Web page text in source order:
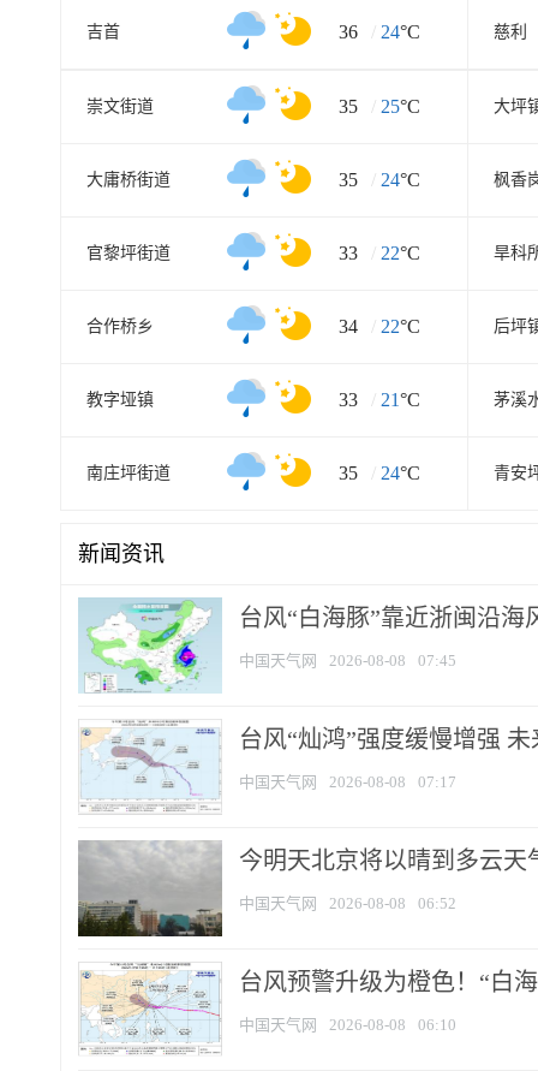
吉首 36 / 24°C 慈利
崇文街道 35 / 25°C 大坪
大庸桥街道 35 / 24°C 枫香
官黎坪街道 33 / 22°C 旱科
合作桥乡 34 / 22°C 后坪
教字垭镇 33 / 21°C 茅溪
南庄坪街道 35 / 24°C 青安
新闻资讯
台风“白海豚”靠近浙闽沿
中国天气网 2026-08-08 07:45
台风“灿鸿”强度缓慢增强
中国天气网 2026-08-08 07:17
今明天北京将以晴到多云
中国天气网 2026-08-08 06:52
台风预警升级为橙色！“白
中国天气网 2026-08-08 06:10